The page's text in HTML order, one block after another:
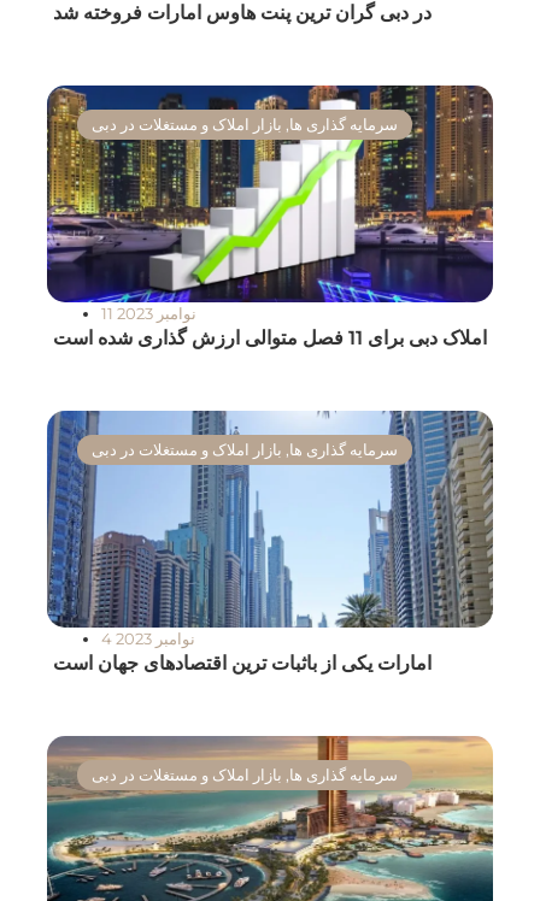
در دبی گران ترین پنت هاوس امارات فروخته شد
سرمایه گذاری ها, بازار املاک و مستغلات در دبی
11 نوامبر 2023
املاک دبی برای 11 فصل متوالی ارزش گذاری شده است
سرمایه گذاری ها, بازار املاک و مستغلات در دبی
4 نوامبر 2023
امارات یکی از باثبات ترین اقتصادهای جهان است
سرمایه گذاری ها, بازار املاک و مستغلات در دبی